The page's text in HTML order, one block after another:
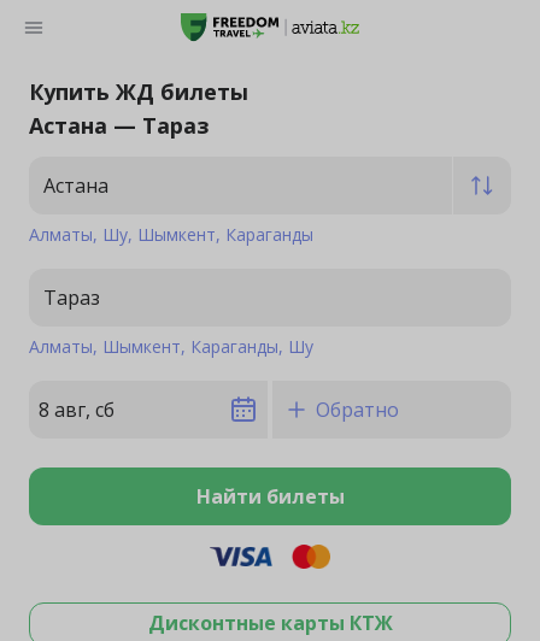
Купить ЖД билеты
Астана — Тараз
Астана
Алматы Шу Шымкент Караганды
Тараз
Алматы Шымкент Караганды Шу
8 авг, сб Обратно
Найти билеты
Дисконтные карты КТЖ